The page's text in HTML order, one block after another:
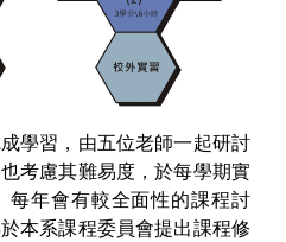
學習，由五位老師一起研討
考慮其難易度，於每學期實
每年會有較全面性的課程討
本系課程委員會提出課程修